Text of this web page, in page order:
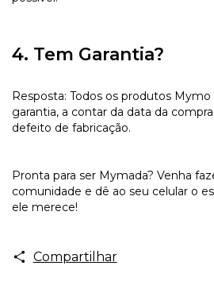
4. Tem Garantia?
Resposta: Todos os produtos
garantia, a contar da data da
defeito de fabricação.
Pronta para ser Mymada? Venha
comunidade e dê ao seu celular o
ele merece!
Compartilhar